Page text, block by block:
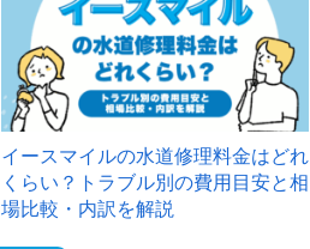
イースマイルの水道修理料金はどれ
くらい？トラブル別の費用目安と相
場比較・内訳を解説